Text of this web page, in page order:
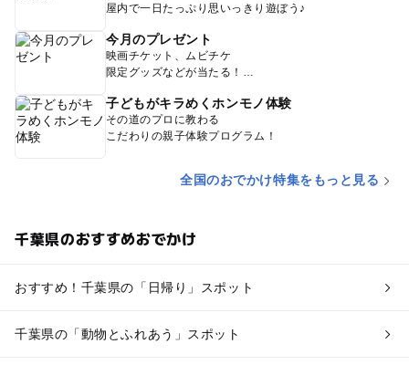
屋内で一日たっぷり思いっきり遊ぼう♪
今月のプレゼント
映画チケット、ムビチケ
限定グッズなどが当たる！
子どもがキラめくホンモノ体験
その道のプロに教わる
こだわりの親子体験プログラム！
全国のおでかけ特集をもっと見る
千葉県のおすすめおでかけ
おすすめ！千葉県の「日帰り」スポット
千葉県の「動物とふれあう」スポット